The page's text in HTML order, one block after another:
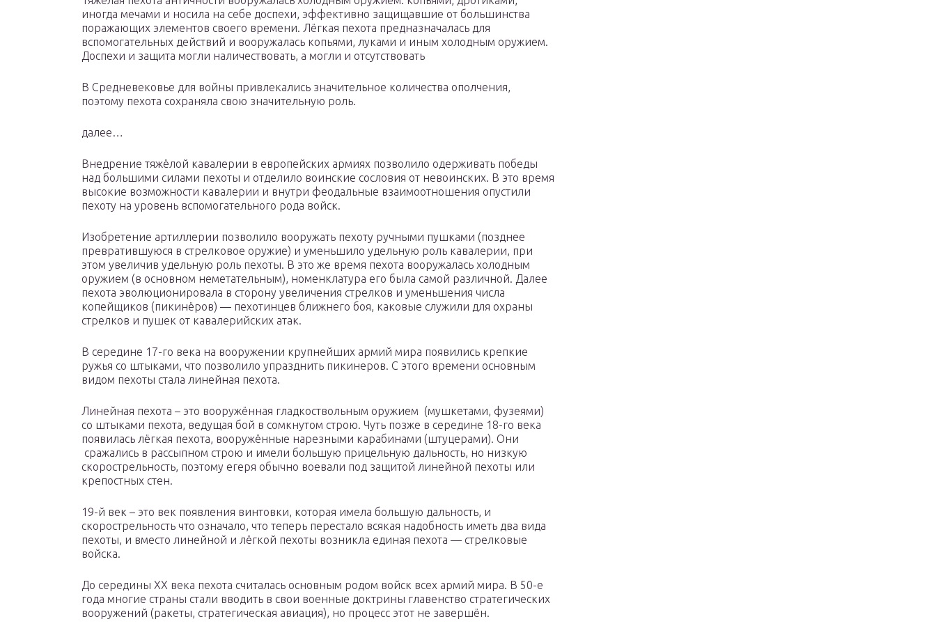
иногда мечами и носила на себе доспехи, эффективно защищавшие от большинства
поражающих элементов своего времени. Лёгкая пехота предназначалась для
вспомогательных действий и вооружалась копьями, луками и иным холодным оружием.
Доспехи и защита могли наличествовать, а могли и отсутствовать
В Средневековье для войны привлекались значительное количества ополчения,
поэтому пехота сохраняла свою значительную роль.
далее…
Внедрение тяжёлой кавалерии в европейских армиях позволило одерживать победы
над большими силами пехоты и отделило воинские сословия от невоинских. В это время
высокие возможности кавалерии и внутри феодальные взаимоотношения опустили
пехоту на уровень вспомогательного рода войск.
Изобретение артиллерии позволило вооружать пехоту ручными пушками (позднее
превратившуюся в стрелковое оружие) и уменьшило удельную роль кавалерии, при
этом увеличив удельную роль пехоты. В это же время пехота вооружалась холодным
оружием (в основном неметательным), номенклатура его была самой различной. Далее
пехота эволюционировала в сторону увеличения стрелков и уменьшения числа
копейщиков (пикинёров) — пехотинцев ближнего боя, каковые служили для охраны
стрелков и пушек от кавалерийских атак.
В середине 17-го века на вооружении крупнейших армий мира появились крепкие
ружья со штыками, что позволило упразднить пикинеров. С этого времени основным
видом пехоты стала линейная пехота.
Линейная пехота – это вооружённая гладкоствольным оружием (мушкетами, фузеями)
со штыками пехота, ведущая бой в сомкнутом строю. Чуть позже в середине 18-го века
появилась лёгкая пехота, вооружённые нарезными карабинами (штуцерами). Они
сражались в рассыпном строю и имели большую прицельную дальность, но низкую
скорострельность, поэтому егеря обычно воевали под защитой линейной пехоты или
крепостных стен.
19-й век – это век появления винтовки, которая имела большую дальность, и
скорострельность что означало, что теперь перестало всякая надобность иметь два вида
пехоты, и вместо линейной и лёгкой пехоты возникла единая пехота — стрелковые
войска.
До середины XX века пехота считалась основным родом войск всех армий мира. В 50-е
года многие страны стали вводить в свои военные доктрины главенство стратегических
вооружений (ракеты, стратегическая авиация), но процесс этот не завершён.